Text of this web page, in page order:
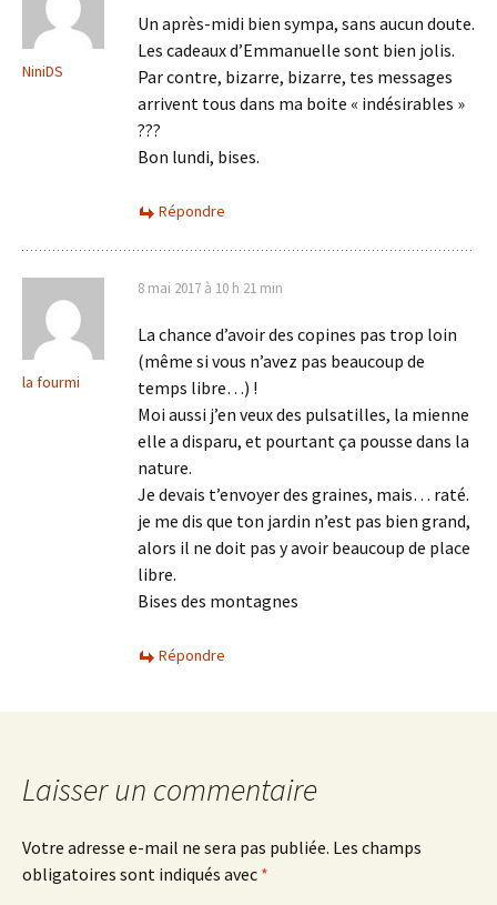
NiniDS
Un après-midi bien sympa, sans aucun doute.
Les cadeaux d’Emmanuelle sont bien jolis.
Par contre, bizarre, bizarre, tes messages
arrivent tous dans ma boite « indésirables »
???
Bon lundi, bises.
Répondre
la fourmi
8 mai 2017 à 10 h 21 min
La chance d’avoir des copines pas trop loin
(même si vous n’avez pas beaucoup de
temps libre…) !
Moi aussi j’en veux des pulsatilles, la mienne
elle a disparu, et pourtant ça pousse dans la
nature.
Je devais t’envoyer des graines, mais… raté.
je me dis que ton jardin n’est pas bien grand,
alors il ne doit pas y avoir beaucoup de place
libre.
Bises des montagnes
Répondre
Laisser un commentaire
Votre adresse e-mail ne sera pas publiée. Les champs
obligatoires sont indiqués avec *